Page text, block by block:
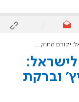
למלחמה ביוקר המחייה
וברקת